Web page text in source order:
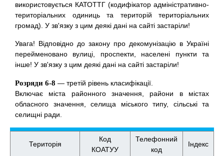
використовується КАТОТТГ (кодифікатор адміністративно-
територіальних одиниць та територій територіальних
громад). У зв'язку з цим деякі дані на сайті застаріли!
Увага! Відповідно до закону про декомунізацію в Україні
перейменовано вулиці, проспекти, населені пункти та
інше! У зв'язку з цим деякі дані на сайті застаріли!
Розряди 6-8 — третій рівень класифікації.
Включає міста районного значення, райони в містах
обласного значення, селища міського типу, сільські та
селищні ради.
Територія
Код
КОАТУУ
Телефонний
код
Індекс